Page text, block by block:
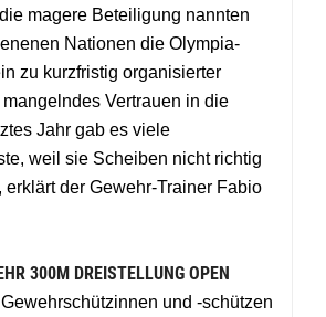
magere Beteiligung nannten
Nationen die Olympia-
zu kurzfristig organisierter
Vertrauen in die
Jahr gab es viele
weil sie Scheiben nicht richtig
erklärt der Gewehr-Trainer Fabio
300M DREISTELLUNG OPEN
und -schützen